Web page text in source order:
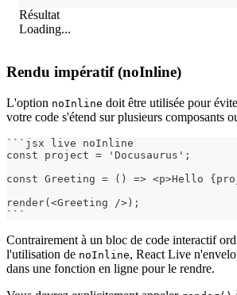
Résultat
Loading...
Rendu impératif (noInline)
L'option noInline doit être utilisée pour
votre code s'étend sur plusieurs composants
``` jsx live noInline
const project = 'Docusaurus';
const Greeting = () => <p>Hello
render(<Greeting />);
```
Contrairement à un bloc de code interactif
l'utilisation de noInline, React Live
dans une fonction en ligne pour le rendre.